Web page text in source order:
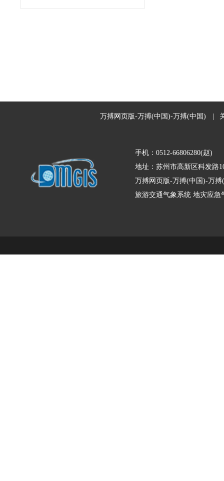
万搏网页版-万搏(中国)-万搏(中国)
手机：0512-66806280(赵)
地址：苏州市高新区科发路
万搏网页版-万搏(中国)-万
旅游交通气象系统 地灾应急